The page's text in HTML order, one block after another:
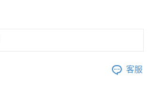
客服